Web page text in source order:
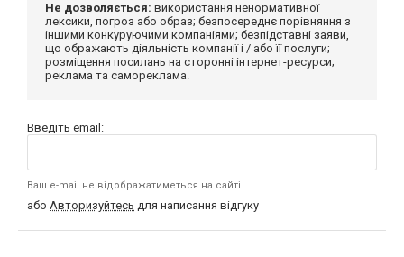
Не дозволяється: використання ненормативної
лексики, погроз або образ; безпосереднє порівняння з
іншими конкуруючими компаніями; безпідставні заяви,
що ображають діяльність компанії і / або її послуги;
розміщення посилань на сторонні інтернет-ресурси;
реклама та самореклама.
Введіть email:
Ваш e-mail не відображатиметься на сайті
або Авторизуйтесь для написання відгуку